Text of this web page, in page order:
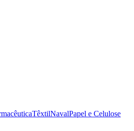
TêxtilNavalPapel e Celulose